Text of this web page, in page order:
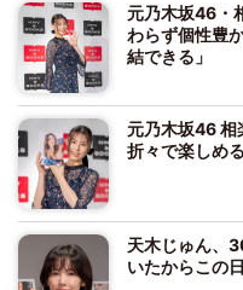
元乃木坂46・
わらず個性豊
結できる」
元乃木坂46
折々で楽しめる
天木じゅん、
いたからこの